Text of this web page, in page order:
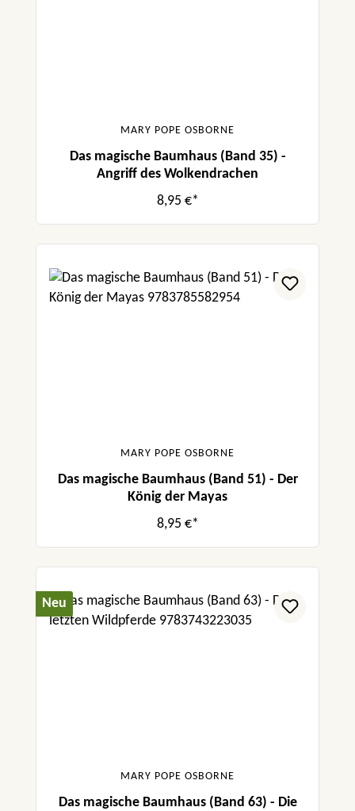
MARY POPE OSBORNE
Das magische Baumhaus (Band 35) -
Angriff des Wolkendrachen
8,95 €*
MARY POPE OSBORNE
Das magische Baumhaus (Band 51) - Der
König der Mayas
8,95 €*
Neu
MARY POPE OSBORNE
Das magische Baumhaus (Band 63) - Die